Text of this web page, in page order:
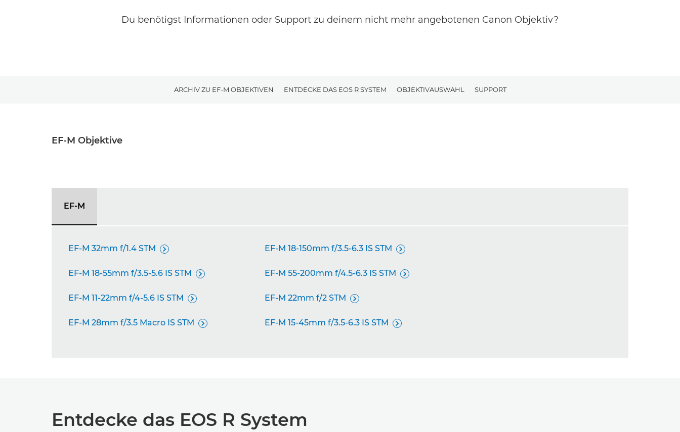
Du benötigst Informationen oder Support zu deinem nicht mehr angebotenen Canon Objektiv?
ARCHIV ZU EF-M OBJEKTIVEN ENTDECKE DAS EOS R SYSTEM OBJEKTIVAUSWAHL SUPPORT
EF-M Objektive
EF-M
EF-M 32mm f/1.4 STM  EF-M 18-150mm f/3.5-6.3 IS STM 
EF-M 18-55mm f/3.5-5.6 IS STM  EF-M 55-200mm f/4.5-6.3 IS STM 
EF-M 11-22mm f/4-5.6 IS STM  EF-M 22mm f/2 STM 
EF-M 28mm f/3.5 Macro IS STM  EF-M 15-45mm f/3.5-6.3 IS STM 
Entdecke das EOS R System